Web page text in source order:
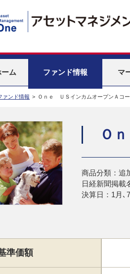
ム ファンド情報 マ
ァンド情報 > Ｏｎｅ ＵＳインカムオープンＡコー
Ｏ
商品分類：追
日経新聞掲載
決算日：1月､
準価額